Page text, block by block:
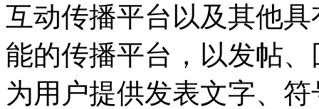
互动传播平台以及其他
能的传播平台，以发帖
为用户提供发表文字、